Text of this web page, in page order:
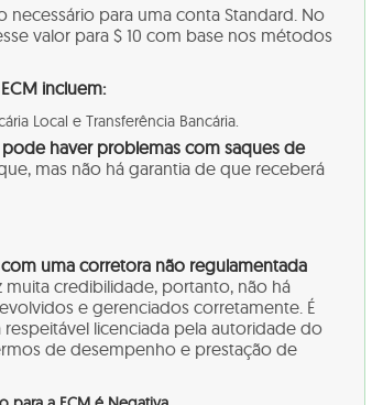
para uma conta Standard. No
valor para $ 10 com base nos métodos
incluem:
Local e Transferência Bancária.
haver problemas com saques de
mas não há garantia de que receberá
uma corretora não regulamentada
credibilidade, portanto, não há
e gerenciados corretamente. É
licenciada pela autoridade do
de desempenho e prestação de